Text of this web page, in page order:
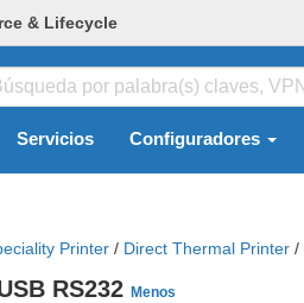
& Lifecycle
Servicios Configuradores
Printer / Direct Thermal Printer /
RS232 Menos